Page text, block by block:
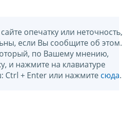
опечатку или неточность,
если Вы сообщите об этом.
по Вашему мнению,
и нажмите на клавиатуре
Ctrl + Enter или нажмите сюда.